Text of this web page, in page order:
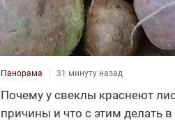
Панорама 31 минуту назад
Почему у свеклы краснеют
причины и что с этим делать в